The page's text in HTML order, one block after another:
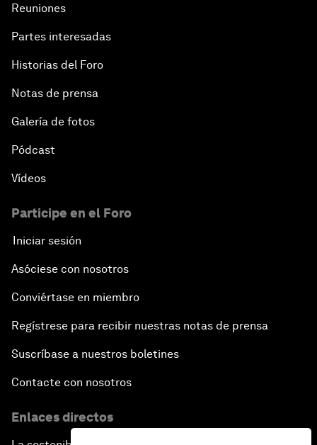
Reuniones
Partes interesadas
Historias del Foro
Notas de prensa
Galería de fotos
Pódcast
Vídeos
Participe en el Foro
Iniciar sesión
Asóciese con nosotros
Conviértase en miembro
Regístrese para recibir nuestras notas de prensa
Suscríbase a nuestros boletines
Contacte con nosotros
Enlaces directos